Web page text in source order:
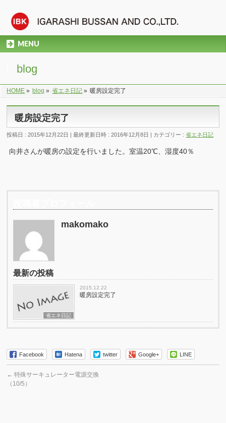
MENU
blog
HOME » blog » 省エネ日記 » 暖房設定完了
暖房設定完了
投稿日 : 2015年12月22日 最終更新日時 : 2016年12月8日 カテゴリー :省エネ日記
向井さんが暖房の設定を行いました。室温20℃、湿度40％
makomako
最新の投稿
省エネ日記
2015.12.22
暖房設定完了
Facebook Hatena twitter Google+ LINE
← 特殊サーキュレーター電源交換
（10/5）